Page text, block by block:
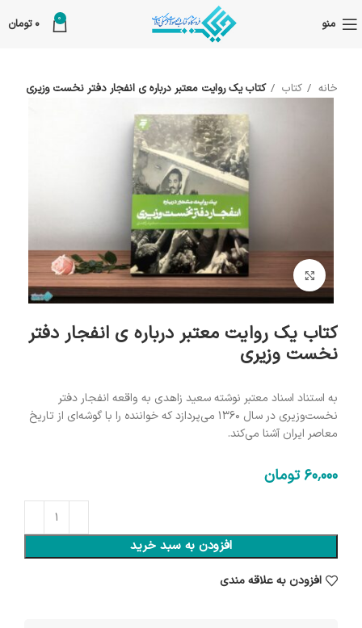
منو 0
0 تومان
خانه کتاب کتاب یک روایت معتبر درباره ی انفجار دفتر نخست وزیری
بزرگنمایی تصویر
کتاب یک روایت معتبر درباره ی انفجار دفتر
نخست وزیری
به استناد اسناد معتبر نوشته سعید زاهدی به واقعه انفجار دفتر
نخست‌وزیری در سال ۱۳۶۰ می‌پردازد که خواننده را با گوشه‌ای از تاریخ
معاصر ایران آشنا می‌کند.
60٬000تومان
افزودن به سبد خرید
افزودن به علاقه مندی